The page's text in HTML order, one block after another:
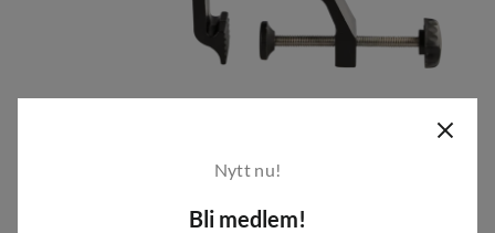
Hoppsan! Tyvärr är den här produkten
Nytt nu!
Bli medlem!